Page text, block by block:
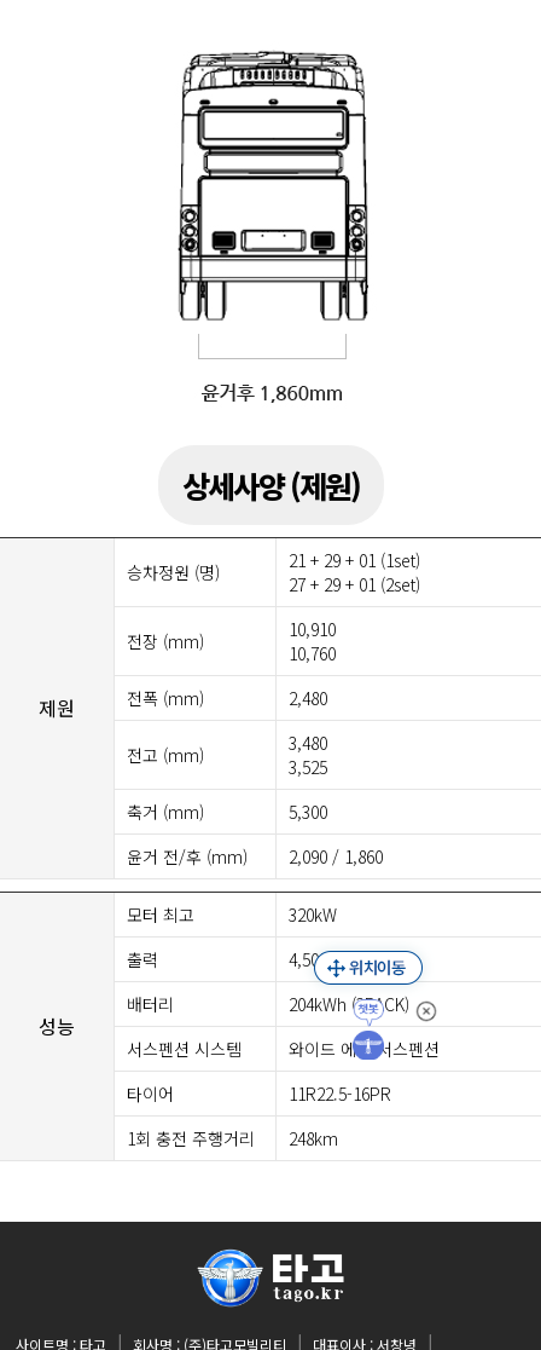
상세사양 (제원)
제원
승차정원 (명)
21 + 29 + 01 (1set)
27 + 29 + 01 (2set)
전장 (mm)
10,910
10,760
전폭 (mm)
2,480
전고 (mm)
3,480
3,525
축거 (mm)
5,300
윤거 전/후 (mm)
2,090 / 1,860
성능
모터 최고
320kW
출력
4,500rpm
배터리
204kWh (3PACK)
서스펜션 시스템
와이드 에어 서스펜션
타이어
11R22.5-16PR
1회 충전 주행거리
248km
사이트명 : 타고 회사명 : (주)타고모빌리티 대표이사 : 서창녕